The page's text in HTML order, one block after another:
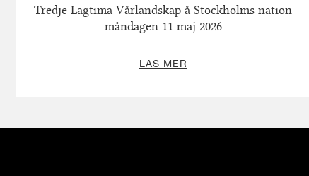
Tredje Lagtima Vårlandskap å Stockholms nation
måndagen 11 maj 2026
LÄS MER